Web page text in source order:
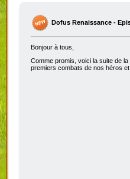
Dofus Renaissance -
Bonjour à tous,
Comme promis, voici la suite de
premiers combats de nos héros